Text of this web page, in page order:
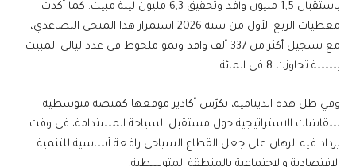
باستقبال 1,5 مليون وافد وتحقيق 6,3 مليون ليلة مبيت. كما أكدت
معطيات الربع الأول من سنة 2026 استمرار هذا المنحى التصاعدي،
مع تسجيل أكثر من 337 ألف وافد ونمو ملحوظ في عدد ليالي المبيت
بنسبة تجاوزت 8 في المائة.
وفي ظل هذه الدينامية، تكرّس أكادير موقعها كمنصة متوسطية
للنقاشات الاستراتيجية حول مستقبل السياحة المستدامة، في وقت
يزداد فيه الرهان على جعل القطاع السياحي رافعة أساسية للتنمية
الاقتصادية والاجتماعية بالمنطقة المتوسطية.